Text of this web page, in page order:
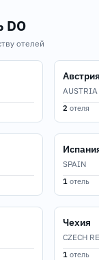
DO
отелей
Австрия
AUSTRIA
2 отеля
SPAIN
1 отель
Чехия
CZECH
1 отель